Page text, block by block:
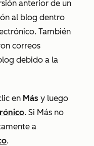
anterior de un
al blog dentro
También
correos
debido a la
en Más y luego
. Si Más no
a
.